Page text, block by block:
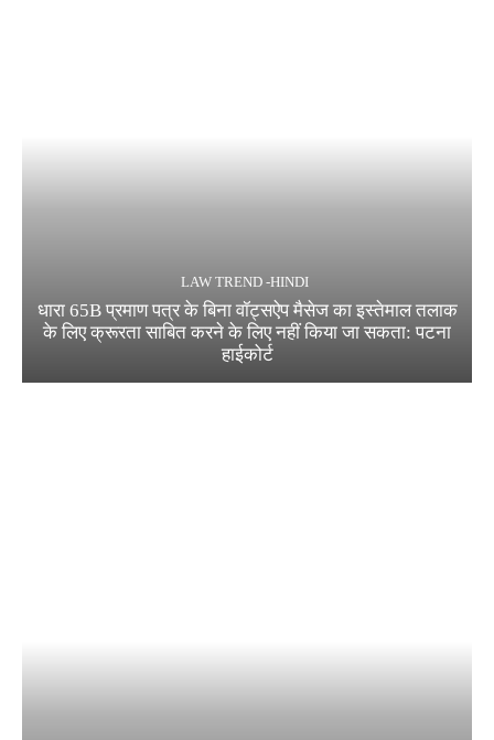
LAW TREND -HINDI
धारा 65B प्रमाण पत्र के बिना वॉट्सऐप मैसेज का इस्तेमाल तलाक
के लिए क्रूरता साबित करने के लिए नहीं किया जा सकता: पटना
हाईकोर्ट